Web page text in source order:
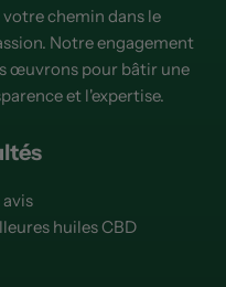
votre chemin dans le
Notre engagement
œuvrons pour bâtir une
et l'expertise.
avis
huiles CBD